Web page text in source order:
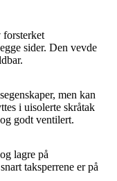
forsterket
sider. Den vevde
men kan
i uisolerte skråtak
godt ventilert.
lagre på
taksperrene er på